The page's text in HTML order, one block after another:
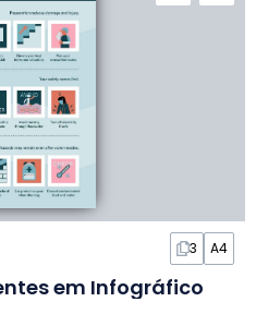
3 A4
em Infográfico